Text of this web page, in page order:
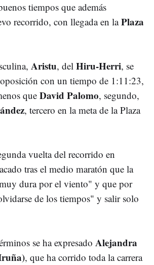
tiempos que además
recorrido, con llegada en laPlaza
Aristu, del Hiru-Herri, se
con un tiempo de 1:11:23,
que David Palomo, segundo,
, tercero en la meta de la Plaza
vuelta del recorrido en
tras el medio maratón que la
dura por el viento" y que por
de los tiempos" y salir solo
se ha expresado Alejandra
, que ha corrido toda la carrera